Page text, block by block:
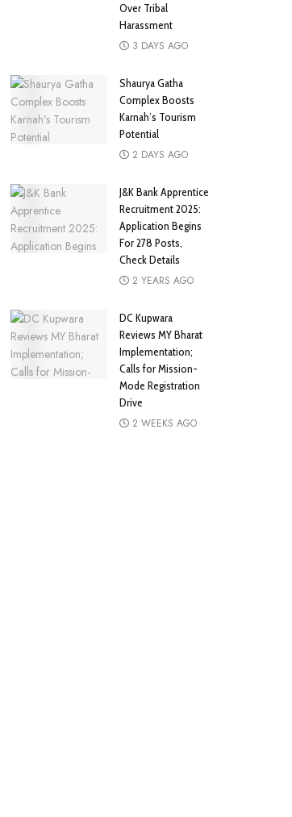
Over Tribal
Harassment
3 DAYS AGO
Shaurya Gatha
Complex Boosts
Karnah’s Tourism
Potential
2 DAYS AGO
J&K Bank Apprentice
Recruitment 2025:
Application Begins
For 278 Posts,
Check Details
2 YEARS AGO
DC Kupwara
Reviews MY Bharat
Implementation;
Calls for Mission-
Mode Registration
Drive
2 WEEKS AGO